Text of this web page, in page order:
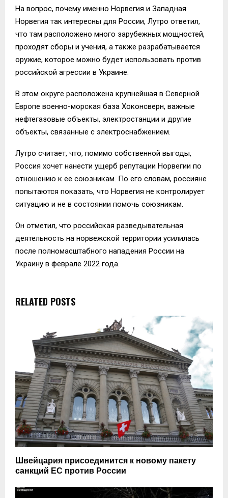
На вопрос, почему именно Норвегия и Западная
Норвегия так интересны для России, Лутро ответил,
что там расположено много зарубежных мощностей,
проходят сборы и учения, а также разрабатывается
оружие, которое можно будет использовать против
российской агрессии в Украине.
В этом округе расположена крупнейшая в Северной
Европе военно-морская база Хоконсверн, важные
нефтегазовые объекты, электростанции и другие
объекты, связанные с электроснабжением.
Лутро считает, что, помимо собственной выгоды,
Россия хочет нанести ущерб репутации Норвегии по
отношению к ее союзникам. По его словам, россияне
попытаются показать, что Норвегия не контролирует
ситуацию и не в состоянии помочь союзникам.
Он отметил, что российская разведывательная
деятельность на норвежской территории усилилась
после полномасштабного нападения России на
Украину в феврале 2022 года.
RELATED POSTS
Швейцария присоединится к новому пакету
санкций ЕС против России